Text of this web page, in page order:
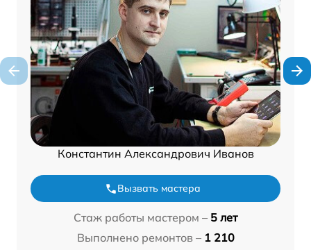
Константин Александрович Иванов
Вызвать мастера
Стаж работы мастером – 5 лет
Выполнено ремонтов – 1 210